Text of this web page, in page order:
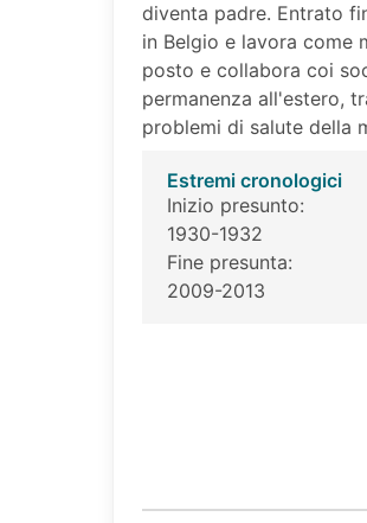
diventa padre. Entrato
in Belgio e lavora come
posto e collabora coi
permanenza all'estero,
problemi di salute della
Estremi cronologici
Inizio presunto:
1930-1932
Fine presunta:
2009-2013